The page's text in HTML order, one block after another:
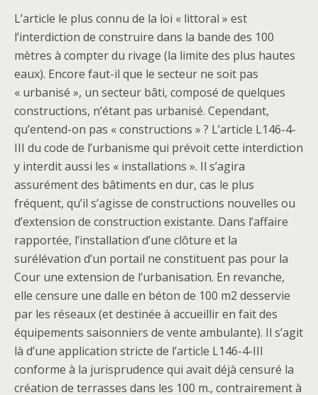
L’article le plus connu de la loi « littoral » est
l’interdiction de construire dans la bande des 100
mètres à compter du rivage (la limite des plus hautes
eaux). Encore faut-il que le secteur ne soit pas
« urbanisé », un secteur bâti, composé de quelques
constructions, n’étant pas urbanisé. Cependant,
qu’entend-on pas « constructions » ? L’article L146-4-
III du code de l’urbanisme qui prévoit cette interdiction
y interdit aussi les « installations ». Il s’agira
assurément des bâtiments en dur, cas le plus
fréquent, qu’il s’agisse de constructions nouvelles ou
d’extension de construction existante. Dans l’affaire
rapportée, l’installation d’une clôture et la
surélévation d’un portail ne constituent pas pour la
Cour une extension de l’urbanisation. En revanche,
elle censure une dalle en béton de 100 m2 desservie
par les réseaux (et destinée à accueillir en fait des
équipements saisonniers de vente ambulante). Il s’agit
là d’une application stricte de l’article L146-4-III
conforme à la jurisprudence qui avait déjà censuré la
création de terrasses dans les 100 m., contrairement à